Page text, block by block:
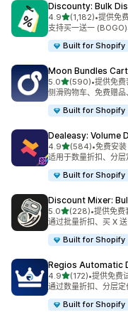
Discounty: Bulk
4.9星（满分 5 星）
(1,182)
总共 1182 条评论
•提供免
支持买一送一
Built for Shopify
Moon Bundles
5.0星（满分 5 星）
(590)
总共 590 条评论
•提供免费
侧滑购物车、免费赠
Built for Shopify
Dealeasy: Volume
4.9星（满分 5 星）
(584)
总共 584 条评论
•免费安装
适用于数量折扣、分层
Built for Shopify
Discount Mixer:
5.0星（满分 5 星）
(228)
总共 228 条评论
•提供免费
通过批量折扣、买 X
Built for Shopify
Regios Automatic
4.9星（满分 5 星）
(172)
总共 172 条评论
•提供免费
通过数量折扣、分层
Built for Shopify